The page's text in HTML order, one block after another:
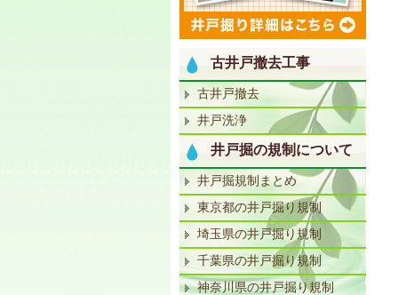
古井戸撤去工事
古井戸撤去
井戸洗浄
井戸掘の規制について
井戸掘規制まとめ
東京都の井戸掘り規制
埼玉県の井戸掘り規制
千葉県の井戸掘り規制
神奈川県の井戸掘り規制